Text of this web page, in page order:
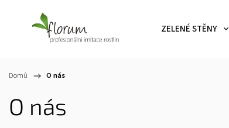
ZELENÉ STĚNY
Domů / O nás
O nás